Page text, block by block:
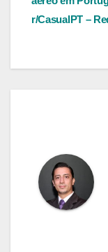
Post
r/CasualPT –